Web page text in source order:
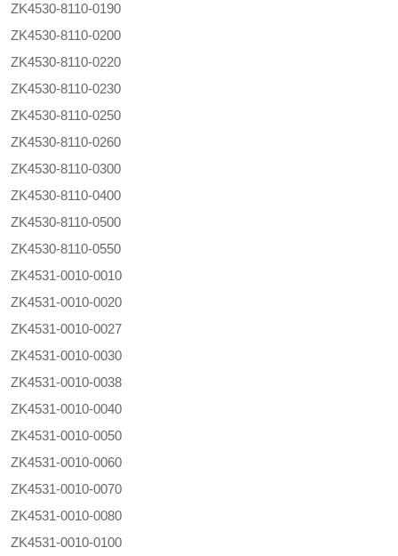
ZK4530-8110-0190
ZK4530-8110-0200
ZK4530-8110-0220
ZK4530-8110-0230
ZK4530-8110-0250
ZK4530-8110-0260
ZK4530-8110-0300
ZK4530-8110-0400
ZK4530-8110-0500
ZK4530-8110-0550
ZK4531-0010-0010
ZK4531-0010-0020
ZK4531-0010-0027
ZK4531-0010-0030
ZK4531-0010-0038
ZK4531-0010-0040
ZK4531-0010-0050
ZK4531-0010-0060
ZK4531-0010-0070
ZK4531-0010-0080
ZK4531-0010-0100